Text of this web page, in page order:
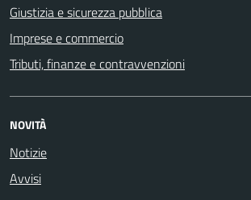
Giustizia e sicurezza pubblica
Imprese e commercio
Tributi, finanze e contravvenzioni
NOVITÀ
Notizie
Avvisi